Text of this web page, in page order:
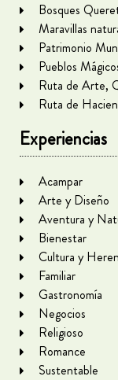
Bosques
Maravillas
Patrimonio
Pueblos
Ruta de Arte,
Ruta de
Experiencias
Acampar
Arte y Diseño
Aventura y
Bienestar
Cultura y
Familiar
Gastronomía
Negocios
Religioso
Romance
Sustentable